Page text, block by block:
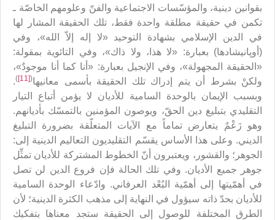
بقوانين دينية، والمؤسّسات الاجتماعية والفنّ وعلومهم الخاصّة ـ
تكمن في حقيقة مطلقة واحدة فقط، تلك الحقيقة المشار لها
في الدين الإسلامي بشهادة التوحيد «لا إله إلاّ الله»، وفي
(أوپانيشادها) بعبارة: «لا هذا، ولا ذاك»، وفي التائوية بمقولة:
«الحقيقة المجهولة»، وفي الإنجيل بعبارة: «أنا كما أنا موجودٌ»،
ولكنْ بشرط أن يتم إدراك تلك الحقيقة بأسمى معانيها(
[11]
)
.
وبسبب الإيمان بالوحدة السامية للأديان لا يؤمن أتباع التيار
التقليدي بتبليغ دين الحقّ، ويوصون المؤمنين بالتمسّك بأديانهم.
وهو زَعْمٌ يتعارض تماماً مع الآيات المتعلّقة بضرورة التبليغ
الديني. وعلى هذا الأساس يقسّم التقليديون التعاليم الدينية إلى:
الجوهر؛ والقشور، ويعتبرون أنّ الخطوط المشتركة للأديان تمثِّل
جوهر جميع الأديان. وفي تلك الحالة فإن فروع الدين لن تصل
في أهمّيتها إلى أهمّية البُعْد العرفاني. وادّعاء الوحدة السامية
للأديان بحدّ ذاته سيؤول في النهاية إلى مذهب الكثرة الدينية؛ لأن
الطرق المختلفة للوصول إلى الحقيقة ستجد معناها بتفكيك